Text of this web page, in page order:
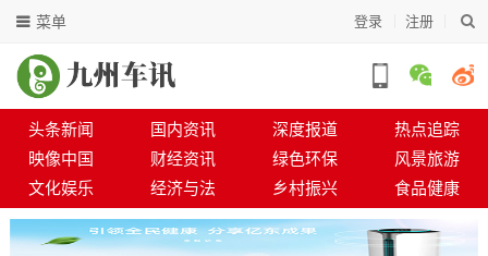
登录 注册
菜单
头条新闻 国内资讯 深度报道
热点追踪
映像中国
财经资讯 绿色环保
风景旅游
文化娱乐
经济与法 乡村振兴 食品健康